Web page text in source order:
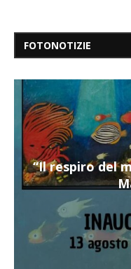
FOTONOTIZIE
“Il respiro del